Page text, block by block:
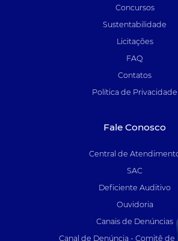
Concursos
Sustentabilidade
Licitações
FAQ
Contatos
Política de Privacidade
Fale Conosco
Central de
SAC
Deficiente Auditivo
Ouvidoria
Canais de Denúncias
Canal de Denúncia - Comitê de